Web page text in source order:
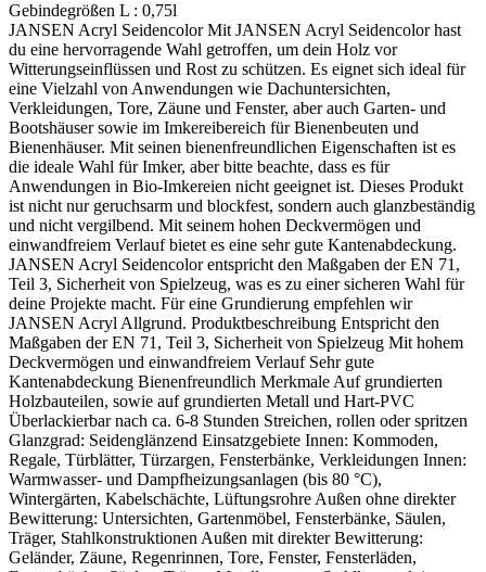
Gebindegrößen L : 0,75l
JANSEN Acryl Seidencolor Mit JANSEN Acryl Seidencolor hast
du eine hervorragende Wahl getroffen, um dein Holz vor
Witterungseinflüssen und Rost zu schützen. Es eignet sich ideal für
eine Vielzahl von Anwendungen wie Dachuntersichten,
Verkleidungen, Tore, Zäune und Fenster, aber auch Garten- und
Bootshäuser sowie im Imkereibereich für Bienenbeuten und
Bienenhäuser. Mit seinen bienenfreundlichen Eigenschaften ist es
die ideale Wahl für Imker, aber bitte beachte, dass es für
Anwendungen in Bio-Imkereien nicht geeignet ist. Dieses Produkt
ist nicht nur geruchsarm und blockfest, sondern auch glanzbeständig
und nicht vergilbend. Mit seinem hohen Deckvermögen und
einwandfreiem Verlauf bietet es eine sehr gute Kantenabdeckung.
JANSEN Acryl Seidencolor entspricht den Maßgaben der EN 71,
Teil 3, Sicherheit von Spielzeug, was es zu einer sicheren Wahl für
deine Projekte macht. Für eine Grundierung empfehlen wir
JANSEN Acryl Allgrund. Produktbeschreibung Entspricht den
Maßgaben der EN 71, Teil 3, Sicherheit von Spielzeug Mit hohem
Deckvermögen und einwandfreiem Verlauf Sehr gute
Kantenabdeckung Bienenfreundlich Merkmale Auf grundierten
Holzbauteilen, sowie auf grundierten Metall und Hart-PVC
Überlackierbar nach ca. 6-8 Stunden Streichen, rollen oder spritzen
Glanzgrad: Seidenglänzend Einsatzgebiete Innen: Kommoden,
Regale, Türblätter, Türzargen, Fensterbänke, Verkleidungen Innen:
Warmwasser- und Dampfheizungsanlagen (bis 80 °C),
Wintergärten, Kabelschächte, Lüftungsrohre Außen ohne direkter
Bewitterung: Untersichten, Gartenmöbel, Fensterbänke, Säulen,
Träger, Stahlkonstruktionen Außen mit direkter Bewitterung:
Geländer, Zäune, Regenrinnen, Tore, Fenster, Fensterläden,